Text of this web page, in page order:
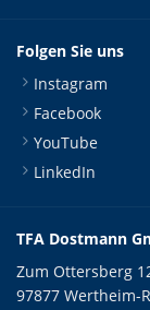
Folgen Sie uns
Instagram
Facebook
YouTube
LinkedIn
TFA Dostmann
Zum Ottersberg
97877 Wertheim-